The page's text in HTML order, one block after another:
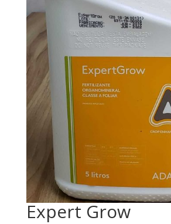
Expert Grow